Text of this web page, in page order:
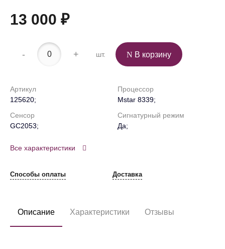
13 000 ₽
- + шт. В корзину
Артикул
125620;
Процессор
Mstar 8339;
Сенсор
GC2053;
Сигнатурный режим
Да;
Все характеристики
Способы оплаты Доставка
Описание Характеристики Отзывы